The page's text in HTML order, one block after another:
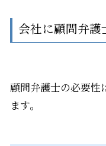
会社に顧問弁
顧問弁護士の必要性
ます。